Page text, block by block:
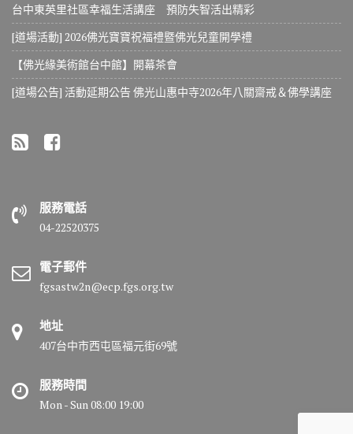
台中東英里社區幸福生活講座 預防失智活出精彩
[道場活動] 2026佛光寶寶祝福禮暨佛光兒童開學禮
【佛光緣美術館台中館】開幕茶會
[道場公告] 活動延期公告 佛光山惠中寺2026年八關齋戒＆佛學講座
服務電話
04-22520375
電子郵件
fgsastw2n@ecp.fgs.org.tw
地址
407台中市西屯區福元街69號
服務時間
Mon - Sun 08:00 19:00